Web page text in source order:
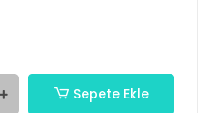
Sepete Ekle